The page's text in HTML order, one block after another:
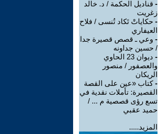
- قناديل الحكمة / د. خالد
زغريت
- حكاياتْ تَكاد تُنسى / فلاح
العيفاري
- وعي ـ قصص قصيرة جدا
/ حسين جداونه
-
ديوان 23 الحاوي
والعصفور / منصور
الريكان
-كتاب «عين على القصة
القصيرة: تأملات نقدية في
تسع رؤى قصصية م ... /
حميد عقبي
المزيد.....